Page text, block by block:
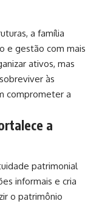
a família
e gestão com mais
ativos, mas
às
comprometer a
a
patrimonial
informais e cria
o patrimônio